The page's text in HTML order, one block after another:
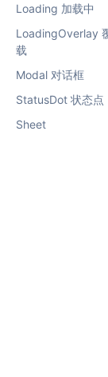
Loading 加载中
LoadingOverlay
载
Modal 对话框
StatusDot 状态点
Sheet